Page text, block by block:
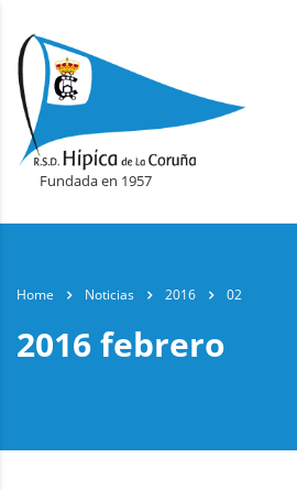
Fundada en 1957
Home Noticias 2016 02
2016 febrero